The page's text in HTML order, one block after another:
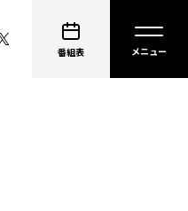
番組表